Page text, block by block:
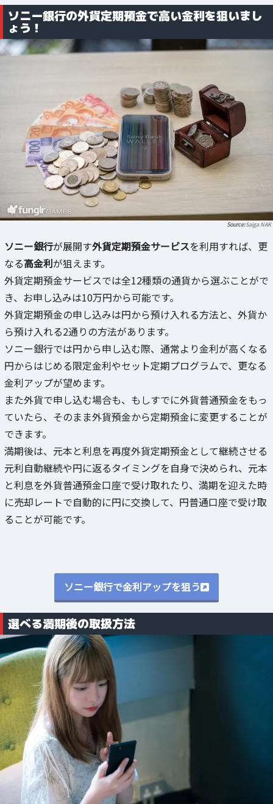
ソニー銀行の外貨定期預金で高い金利を狙いまし
ょう！
Saiga NAK
ソニー銀行が展開す外貨定期預金サービスを利用すれば、更
なる高金利が狙えます。
外貨定期預金サービスでは全12種類の通貨から選ぶことがで
き、お申し込みは10万円から可能です。
外貨定期預金の申し込みは円から預け入れる方法と、外貨か
ら預け入れる2通りの方法があります。
ソニー銀行では円から申し込む際、通常より金利が高くなる
円からはじめる限定金利やセット定期プログラムで、更なる
金利アップが望めます。
また外貨で申し込む場合も、もしすでに外貨普通預金をもっ
ていたら、そのまま外貨預金から定期預金に変更することが
できます。
満期後は、元本と利息を再度外貨定期預金として継続させる
元利自動継続や円に返るタイミングを自身で決められ、元本
と利息を外貨普通預金口座で受け取れたり、満期を迎えた時
に売却レートで自動的に円に交換して、円普通口座で受け取
ることが可能です。
ソニー銀行で金利アップを狙う
選べる満期後の取扱方法